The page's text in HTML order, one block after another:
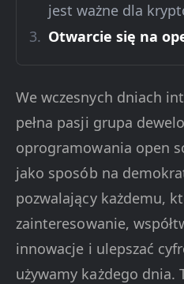
jest ważne dla
Otwarcie się na
We wczesnych dniach
pełna pasji grupa
oprogramowania open
jako sposób na
pozwalający każdemu,
zainteresowanie,
innowacje i ulepszać
używamy każdego dnia.